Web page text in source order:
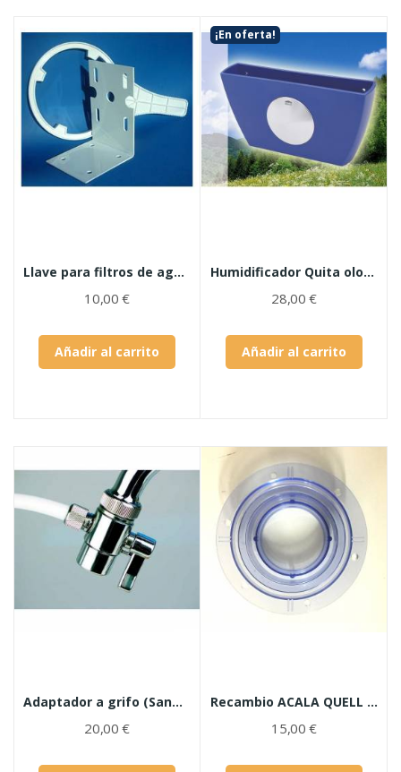
Llave para filtros de agua AV BIG WHITE
10,00 €
Añadir al carrito
¡En oferta!
Humidificador Quita olor ZIELONKA
28,00 €
Añadir al carrito
Adaptador a grifo (SanUno/Pure Simple/ Pure Doble)
20,00 €
Recambio ACALA QUELL Pieza rosca para filtro de...
15,00 €